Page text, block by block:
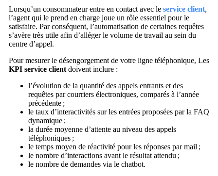
Lorsqu’un consommateur entre en contact avec le service client,
l’agent qui le prend en charge joue un rôle essentiel pour le
satisfaire. Par conséquent, l’automatisation de certaines requêtes
s’avère très utile afin d’alléger le volume de travail au sein du
centre d’appel.
Pour mesurer le désengorgement de votre ligne téléphonique, Les
KPI service client doivent inclure :
l’évolution de la quantité des appels entrants et des
requêtes par courriers électroniques, comparés à l’année
précédente ;
le taux d’interactivités sur les entrées proposées par la FAQ
dynamique ;
la durée moyenne d’attente au niveau des appels
téléphoniques ;
le temps moyen de réactivité pour les réponses par mail ;
le nombre d’interactions avant le résultat attendu ;
le nombre de demandes via le chatbot.